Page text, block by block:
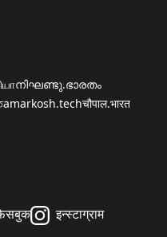
നിഘണ്ടു.ഭാരതം
amarkosh.techचौपाल.भारत
इन्स्टाग्राम